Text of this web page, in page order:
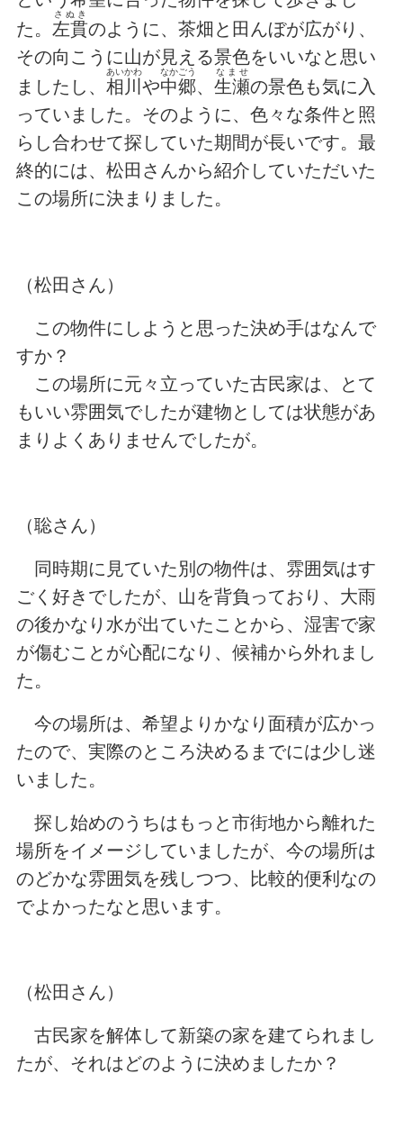
た。 左貫
さぬき
のように、茶畑と田んぼが広がり、
その向こうに山が見える景色をいいなと思い
ましたし、 相川
あいかわ
や中郷
なかごう
、 生瀬
なませ
の景色も気に入
っていました。そのように、色々な条件と照
らし合わせて探していた期間が長いです。最
終的には、松田さんから紹介していただいた
この場所に決まりました。
（松田さん）
この物件にしようと思った決め手はなんで
すか？
この場所に元々立っていた古民家は、とて
もいい雰囲気でしたが建物としては状態があ
まりよくありませんでしたが。
（聡さん）
同時期に見ていた別の物件は、雰囲気はす
ごく好きでしたが、山を背負っており、大雨
の後かなり水が出ていたことから、湿害で家
が傷むことが心配になり、候補から外れまし
た。
今の場所は、希望よりかなり面積が広かっ
たので、実際のところ決めるまでには少し迷
いました。
探し始めのうちはもっと市街地から離れた
場所をイメージしていましたが、今の場所は
のどかな雰囲気を残しつつ、比較的便利なの
でよかったなと思います。
（松田さん）
古民家を解体して新築の家を建てられまし
たが、それはどのように決めましたか？